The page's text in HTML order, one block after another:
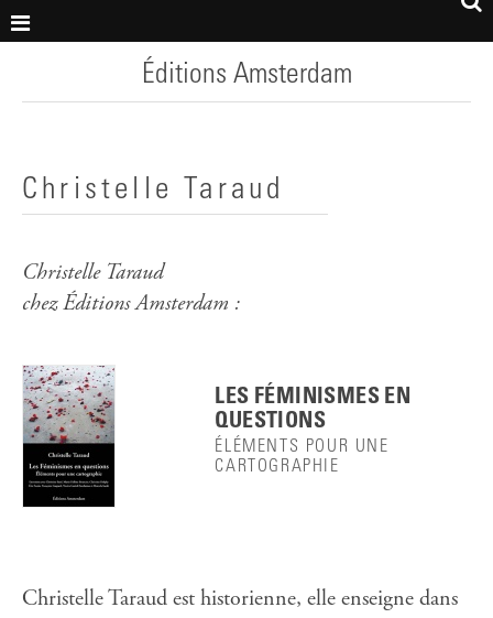
Éditions Amsterdam
Christelle Taraud
Christelle Taraud
chez Éditions Amsterdam :
LES FÉMINISMES EN
QUESTIONS
ÉLÉMENTS POUR UNE
CARTOGRAPHIE
Christelle Taraud est historienne, elle enseigne dans